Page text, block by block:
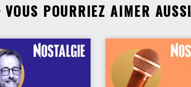
VOUS POURRIEZ AIMER AUSSI